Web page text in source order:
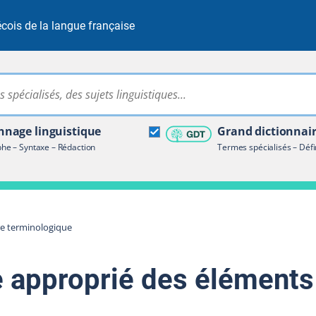
de la langue française
Rechercher dans tout le site
linguistique
– Syntaxe – Rédaction
Grand
Termes spécialisés –
terminologique
terminologique
approprié des éléments